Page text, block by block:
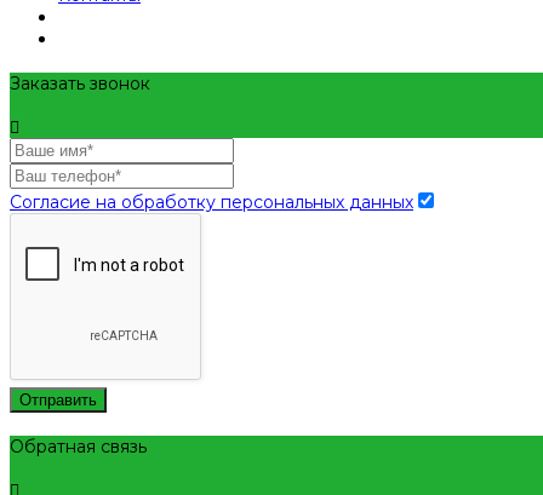
Заказать звонок
Согласие на обработку персональных данных
Отправить
Обратная связь